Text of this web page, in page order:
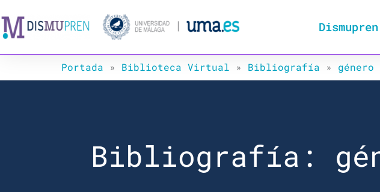
al
contenido
Dismupren
Portada » Biblioteca Virtual » Bibliografía »
Bibliografía: